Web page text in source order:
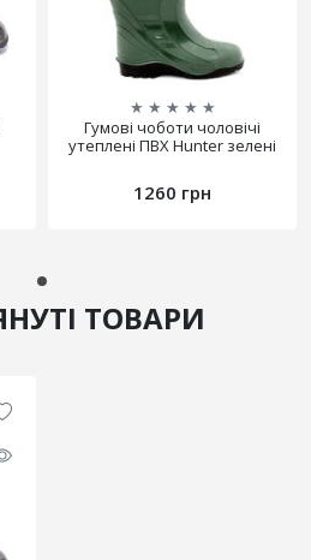
★ ★ ★ ★ ★
Гумові чоботи чоловічі
утеплені ПВХ Hunter зелені
1260 грн
ТОВАРИ